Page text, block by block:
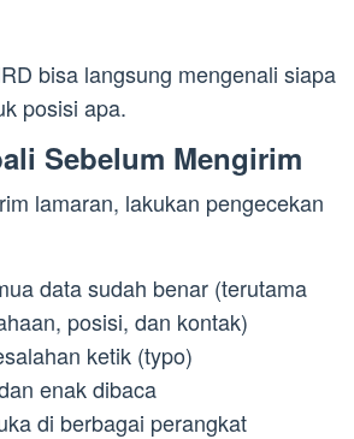
bisa langsung mengenali siapa
posisi apa.
Sebelum Mengirim
lamaran, lakukan pengecekan
data sudah benar (terutama
posisi, dan kontak)
ketik (typo)
enak dibaca
di berbagai perangkat